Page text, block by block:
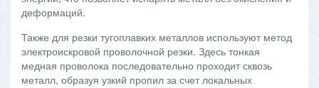
деформаций.
Также для резки тугоплавких металлов используют метод
электроискровой проволочной резки. Здесь тонкая
медная проволока последовательно проходит сквозь
металл, образуя узкий пропил за счет локальных